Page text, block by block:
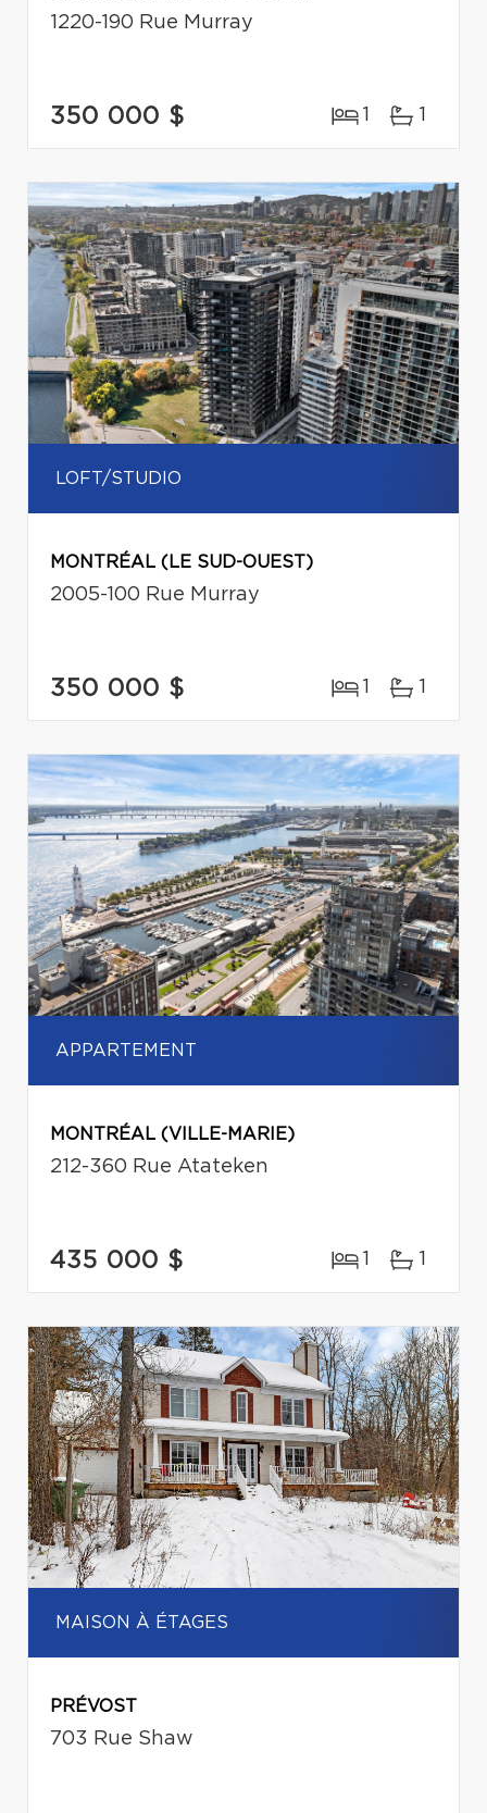
1220-190 Rue Murray
350 000 $ 1 1
LOFT/STUDIO
MONTRÉAL (LE SUD-OUEST)
2005-100 Rue Murray
350 000 $ 1 1
APPARTEMENT
MONTRÉAL (VILLE-MARIE)
212-360 Rue Atateken
435 000 $ 1 1
MAISON À ÉTAGES
PRÉVOST
703 Rue Shaw